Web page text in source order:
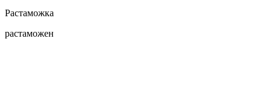
Растаможка
растаможен